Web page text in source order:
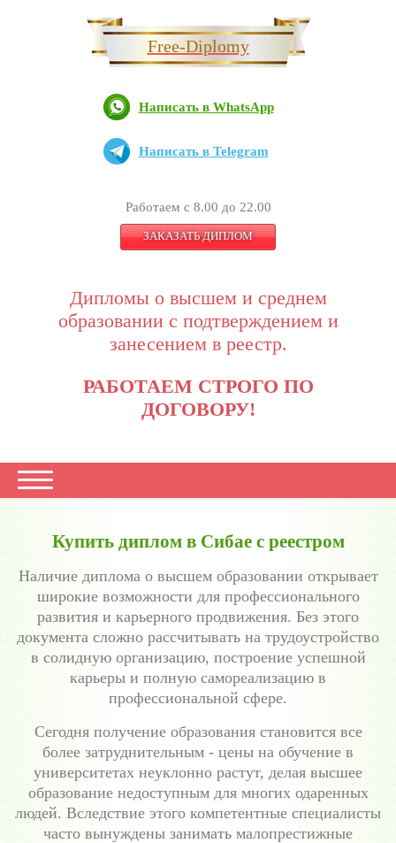
Free-Diplomy
Написать в WhatsApp
Написать в Telegram
Работаем с 8.00 до 22.00
ЗАКАЗАТЬ ДИПЛОМ
Дипломы о высшем и среднем
образовании с подтверждением и
занесением в реестр.
РАБОТАЕМ СТРОГО ПО
ДОГОВОРУ!
Купить диплом в Сибае с реестром
Наличие диплома о высшем образовании открывает
широкие возможности для профессионального
развития и карьерного продвижения. Без этого
документа сложно рассчитывать на трудоустройство
в солидную организацию, построение успешной
карьеры и полную самореализацию в
профессиональной сфере.
Сегодня получение образования становится все
более затруднительным - цены на обучение в
университетах неуклонно растут, делая высшее
образование недоступным для многих одаренных
людей. Вследствие этого компетентные специалисты
часто вынуждены занимать малопрестижные